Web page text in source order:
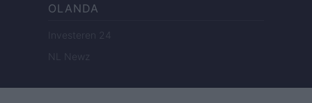
OLANDA
Investeren 24
NL Newz